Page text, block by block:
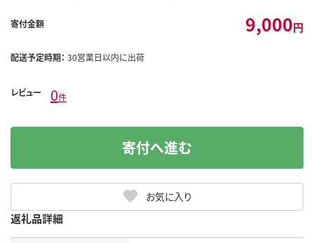
寄付金額 9,000円
配送予定時期： 30営業日以内に出荷
レビュー 0件
お気に入り
寄付へ進む
返礼品詳細